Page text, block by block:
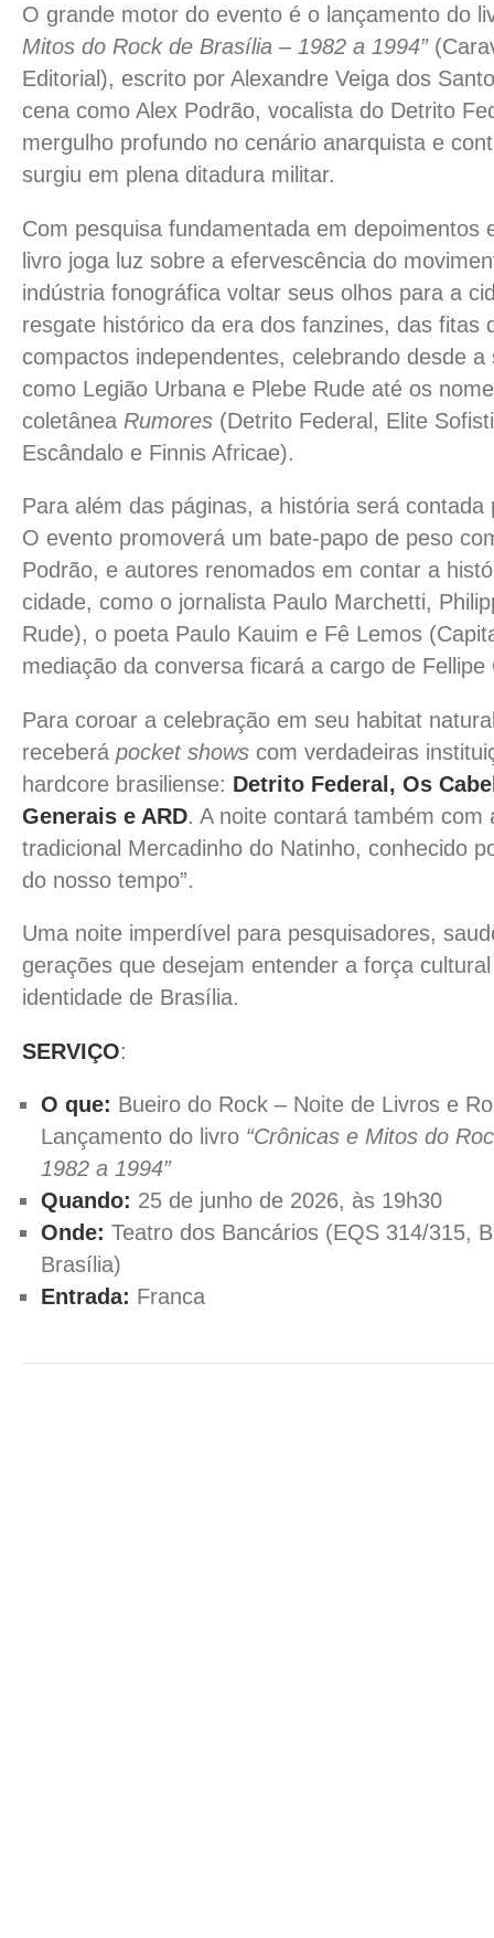
O grande motor do evento é o lançamento do
Mitos do Rock de Brasília – 1982 a 1994”
Editorial), escrito por Alexandre Veiga dos
cena como Alex Podrão, vocalista do Detrito
mergulho profundo no cenário anarquista e
surgiu em plena ditadura militar.
Com pesquisa fundamentada em depoimentos
livro joga luz sobre a efervescência do
indústria fonográfica voltar seus olhos para a
resgate histórico da era dos fanzines, das fitas
compactos independentes, celebrando desde
como Legião Urbana e Plebe Rude até os
coletânea Rumores (Detrito Federal, Elite
Escândalo e Finnis Africae).
Para além das páginas, a história será contada
O evento promoverá um bate-papo de peso
Podrão, e autores renomados em contar a
cidade, como o jornalista Paulo Marchetti,
Rude), o poeta Paulo Kauim e Fê Lemos
mediação da conversa ficará a cargo de Fellipe
Para coroar a celebração em seu habitat
receberá pocket shows com verdadeiras
hardcore brasiliense: Detrito Federal, Os
Generais e ARD. A noite contará também com
tradicional Mercadinho do Natinho, conhecido
do nosso tempo”.
Uma noite imperdível para pesquisadores,
gerações que desejam entender a força
identidade de Brasília.
SERVIÇO:
O que: Bueiro do Rock – Noite de Livros e
Lançamento do livro “Crônicas e Mitos do
1982 a 1994”
Quando: 25 de junho de 2026, às 19h30
Onde: Teatro dos Bancários (EQS 314/315,
Brasília)
Entrada: Franca